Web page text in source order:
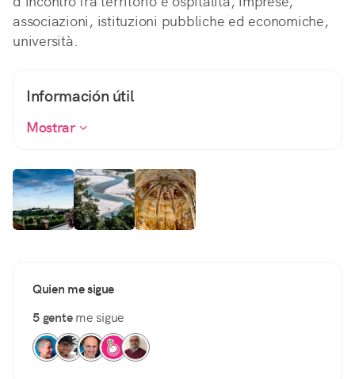
associazioni, istituzioni pubbliche ed economiche,
università.
Información útil
Mostrar
Quien me sigue
5 genteme sigue